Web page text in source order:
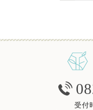
受付